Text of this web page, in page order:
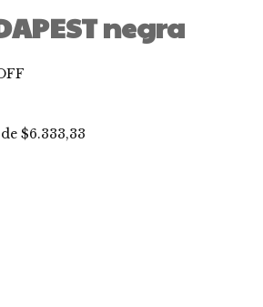
negra
$6.333,33